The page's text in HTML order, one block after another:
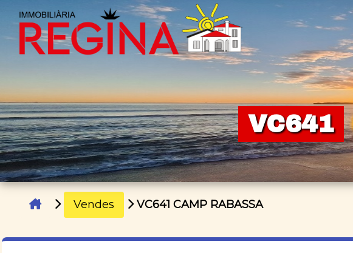
VC641
Vendes VC641 CAMP RABASSA